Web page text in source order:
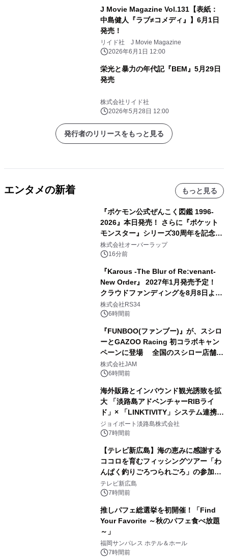
J Movie Magazine Vol.131【表紙：
中島健人『ラブ≠コメディ』】6月1日
発売！
リイド社 J Movie Magazine
2026年6月1日 12:00
栄光と暴力の年代記『BEM』5月29日
発売
株式会社リイド社
2026年5月28日 12:00
発行者のリリースをもっと見る
エンタメの新着 もっと見る
『ポケモン公式ぜんこく図鑑 1996-
2026』本日発売！ さらに『ポケット
モンスター』シリーズ30周年を記念し
た画集『ポケットモンスター ビジュア
ルアートブック』の発売決定！ 2026
株式会社オーバーラップ
16分前
『Karous -The Blur of Re:venant-
New Order』 2027年1月発売予定！
クラウドファンディングを8月8日より
開始
株式会社RS34
6時間前
『FUNBOO(ファンブー)』が、スシロ
ーとGAZOO Racing 初コラボキャン
ペーンに登場 全国のスシロー店舗で
GR 4車種の FUNBOO(ミニカー)付き
メニューが展開されます
株式会社JAM
6時間前
海外販路とインバウンド観光誘致を拡
大 「淡路島アドベンチャーRIBライ
ド」× 「LINKTIVITY」システム連携を
開始！
ジョイポート淡路島株式会社
7時間前
【テレビ新広島】海の恵みに感謝する
ココロを育むフィッシングツアー「わ
んぱく釣りごろつられごろ」の参加小
学生を募集
テレビ新広島
7時間前
推しパフェ総選挙を初開催！「Find
Your Favorite ～秋のパフェ食べ放題
～」
福岡サンパレス ホテル＆ホール
7時間前